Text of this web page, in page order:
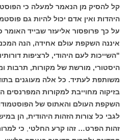
קל להסיק מן הנאמר למעלה כי
היהדות ואין אדם יכול להיות גם
על כך פרופסור אליעזר שבייד האומר
איננה השקפת עולם אחידה, הנה
"השייכות לעם היהודי, לרציפות
היסטורי, מורשת של מקורות, תרבות
משותפת לעתיד. כל אלה מעוגנים
בזיקוה מחוייבת למקורות
השקפת העולם והאתוס של
לגבי כל צורות הזהות היהודית, הן
זהות הפרט… זהו קרע החלטי, כי